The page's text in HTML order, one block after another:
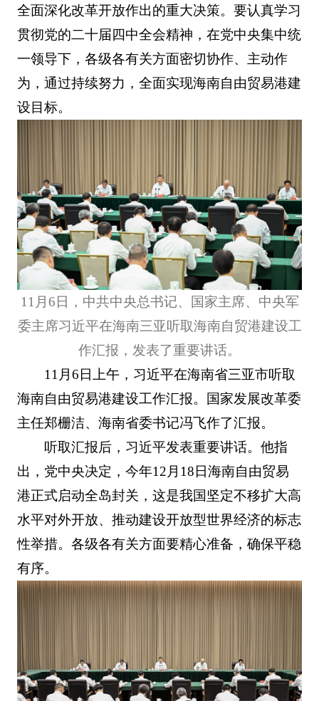
全面深化改革开放作出的重大决策。要认真学习
贯彻党的二十届四中全会精神，在党中央集中统
一领导下，各级各有关方面密切协作、主动作
为，通过持续努力，全面实现海南自由贸易港建
设目标。
11月6日，中共中央总书记、国家主席、中央军
委主席习近平在海南三亚听取海南自贸港建设工
作汇报，发表了重要讲话。
11月6日上午，习近平在海南省三亚市听取
海南自由贸易港建设工作汇报。国家发展改革委
主任郑栅洁、海南省委书记冯飞作了汇报。
听取汇报后，习近平发表重要讲话。他指
出，党中央决定，今年12月18日海南自由贸易
港正式启动全岛封关，这是我国坚定不移扩大高
水平对外开放、推动建设开放型世界经济的标志
性举措。各级各有关方面要精心准备，确保平稳
有序。